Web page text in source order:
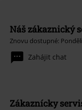
Náš zákaznický
Znovu dostupné:
Zahájit chat
Zákaznícky